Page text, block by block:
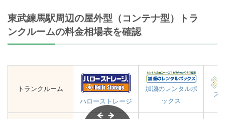
東武練馬駅周辺の屋外型（コンテナ型）トラ
ンクルームの料金相場表を確認
トランクルーム
ハローストレージ
加瀬のレンタルボ
ックス
ス